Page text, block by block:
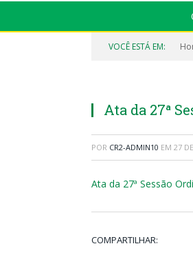
VOCÊ ESTÁ EM:
Ata da 27ª
POR CR2-ADMIN10 EM 27
Ata da 27ª Sessão
COMPARTILHAR: